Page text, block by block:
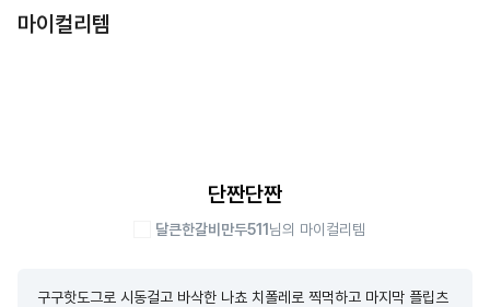
마이컬리템
단짠단짠
달큰한갈비만두511 님의 마이컬리템
구구핫도그로 시동걸고 바삭한 나쵸 치폴레로 찍먹하고 마지막 플립츠